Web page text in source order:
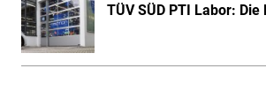
TÜV SÜD PTI Labor: